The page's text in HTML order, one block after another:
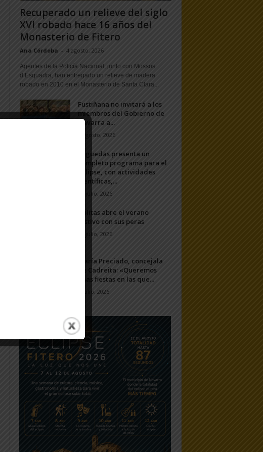
Recuperado un relieve del siglo
XVI robado hace 16 años del
Monasterio de Fitero
Ana Córdoba - 4 agosto, 2026
Agentes de la Policía Nacional, junto con Mossos
d’Esquadra, han entregado un relieve de madera
robado en 2010 en el Monasterio de Santa Clara...
Fustiñana no invitará a los
miembros del Gobierno de
Navarra a...
1 agosto, 2026
Arguedas presenta un
completo programa para el
eclipse, con actividades
científicas,...
20 julio, 2026
Ablitas abre el verano
festivo con sus peras
11 julio, 2026
María Preciado, concejala
de Cadreita: «Queremos
unas fiestas en las que...
7 julio, 2026